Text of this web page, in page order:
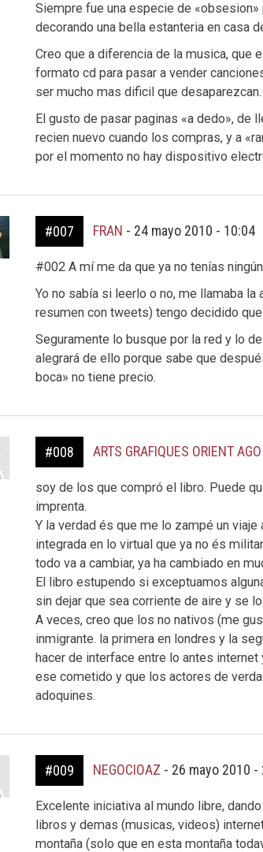
Siempre fue una especie de «obsesion»
decorando una bella estanteria en casa
Creo que a diferencia de la musica, que
formato cd para pasar a vender
ser mucho mas dificil que desaparezcan.
El gusto de pasar paginas «a dedo», de
recien nuevo cuando los compras, y a
por el momento no hay dispositivo
#007 FRAN - 24 mayo 2010 - 10:04
#002 A mí me da que ya no tenías
Yo no sabía si leerlo o no, me llamaba
resumen con tweets) tengo decidido
Seguramente lo busque por la red y lo
alegrará de ello porque sabe que
boca» no tiene precio.
#008 ARTS GRAFIQUES ORIENT AGO
soy de los que compró el libro. Puede
imprenta.
Y la verdad és que me lo zampé un
integrada en lo virtual que ya no és
todo va a cambiar, ya ha cambiado en
El libro estupendo si exceptuamos
sin dejar que sea corriente de aire y se
A veces, creo que los no nativos (me
inmigrante. la primera en londres y la
hacer de interface entre lo antes
ese cometido y que los actores de
adoquines.
#009 NEGOCIOAZ - 26 mayo 2010 -
Excelente iniciativa al mundo libre,
libros y demas (musicas, videos)
montaña (solo que en esta montaña